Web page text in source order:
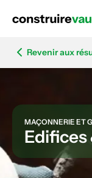
Revenir aux
MAÇONNERIE ET
Edifices